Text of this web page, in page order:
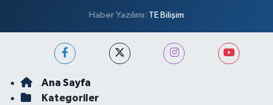
Haber Yazılımı: TE Bilişim
Ana Sayfa
Kategoriler